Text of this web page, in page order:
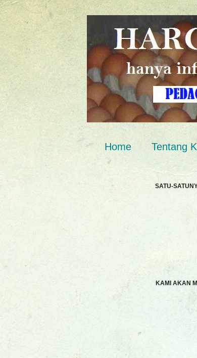
Home Tentang
SATU-
KAMI AKAN